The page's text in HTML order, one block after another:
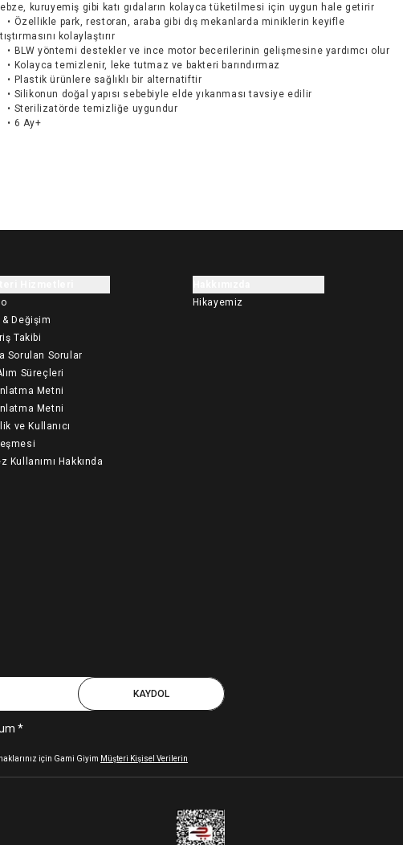
kuruyemiş gibi katı gıdaların kolayca tüketilmesi için uygun hale getirir
• Özellikle park, restoran, araba gibi dış mekanlarda miniklerin keyifle
kolaylaştırır
• BLW yöntemi destekler ve ince motor becerilerinin gelişmesine yardımcı olur
• Kolayca temizlenir, leke tutmaz ve bakteri barındırmaz
• Plastik ürünlere sağlıklı bir alternatiftir
• Silikonun doğal yapısı sebebiyle elde yıkanması tavsiye edilir
• Sterilizatörde temizliğe uygundur
• 6 Ay+
& Değişim
Takibi
Sorulan Sorular
Süreçleri
Metni
Metni
ve Kullanıcı
Kullanımı Hakkında
Hikayemiz
KAYDOL
*
için Gami Giyim Müşteri Kişisel Verilerin